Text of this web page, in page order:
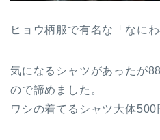
ヒョウ柄服で有名な「なに
気になるシャツがあったが
ので諦めました。
ワシの着てるシャツ大体500